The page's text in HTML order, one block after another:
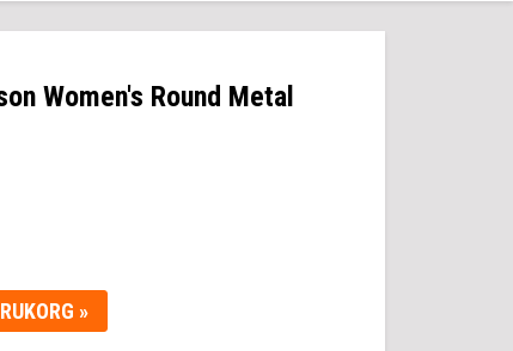
Women's Round Metal
»